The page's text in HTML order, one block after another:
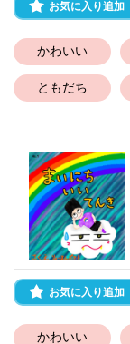
お気に入り追加
かわいい
ともだち
お気に入り追加
かわいい